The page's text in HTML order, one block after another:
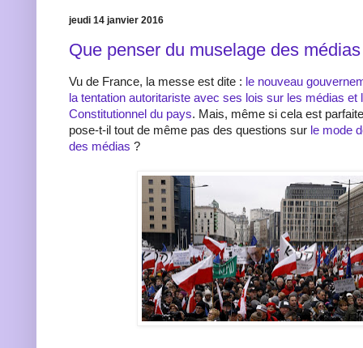
jeudi 14 janvier 2016
Que penser du muselage des
Vu de France, la messe est dite : le nouveau
la tentation autoritariste avec ses lois sur les médias et
Constitutionnel du pays. Mais, même si cela est
pose-t-il tout de même pas des questions sur le mode
des médias ?